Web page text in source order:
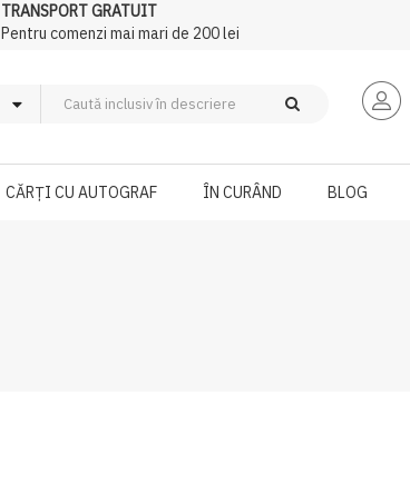
TRANSPORT GRATUIT
Pentru comenzi mai mari de 200 lei
CĂRȚI CU AUTOGRAF ÎN CURÂND BLOG